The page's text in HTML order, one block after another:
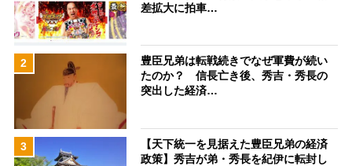
差拡大に拍車…
2
豊臣兄弟は転戦続きでなぜ軍費が続い
たのか？ 信長亡き後、秀吉・秀長の
突出した経済…
3
【天下統一を見据えた豊臣兄弟の経済
政策】秀吉が弟・秀長を紀伊に転封し